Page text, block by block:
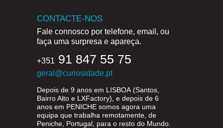
CONTACTE-NOS
Fale connosco por telefone, email, ou
faça uma surpresa e apareça.
+351 91 847 55 75
geral@curiosidade.pt
Depois de 9 anos em LISBOA (Santos,
Bairro Alto e LXFactory), e depois de 6
anos em PENICHE somos agora uma
equipa que trabalha remotamente, de
Peniche, Portugal, para o resto do Mundo.